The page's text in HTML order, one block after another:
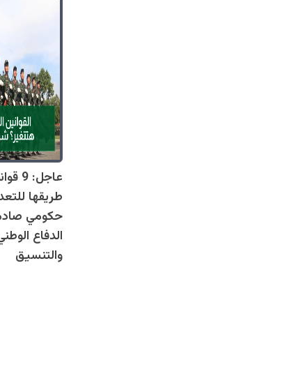
طريقها
حكومي صادم
الدفاع
والتنسيق